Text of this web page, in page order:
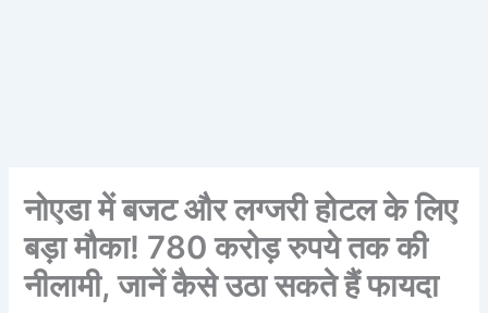
नोएडा में बजट और लग्जरी होटल के लिए
बड़ा मौका! 780 करोड़ रुपये तक की
नीलामी, जानें कैसे उठा सकते हैं फायदा